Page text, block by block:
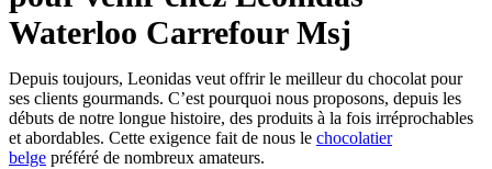
Waterloo Carrefour Msj
Depuis toujours, Leonidas veut offrir le meilleur du chocolat pour
ses clients gourmands. C’est pourquoi nous proposons, depuis les
débuts de notre longue histoire, des produits à la fois irréprochables
et abordables. Cette exigence fait de nous le chocolatier
belge préféré de nombreux amateurs.